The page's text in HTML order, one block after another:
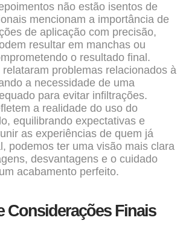
não estão isentos de
mencionam a importância de
de aplicação com precisão,
resultar em manchas ou
o resultado final.
problemas relacionados à
a necessidade de uma
para evitar infiltrações.
a realidade do uso do
equilibrando expectativas e
as experiências de quem já
podemos ter uma visão mais clara
desvantagens e o cuidado
acabamento perfeito.
Considerações Finais